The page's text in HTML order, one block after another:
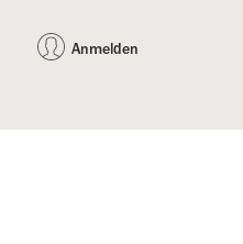
Anmelden